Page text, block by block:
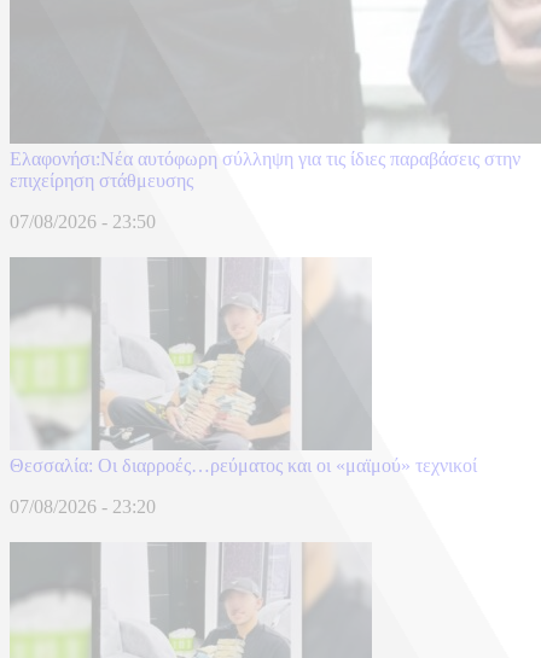
Ελαφονήσι:Νέα αυτόφωρη σύλληψη για τις ίδιες παραβάσεις στην
επιχείρηση στάθμευσης
07/08/2026 - 23:50
Θεσσαλία: Οι διαρροές…ρεύματος και οι «μαϊμού» τεχνικοί
07/08/2026 - 23:20